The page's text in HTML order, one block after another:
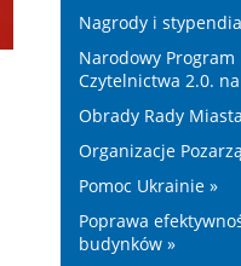
Nagrody i
Narodowy Program
Czytelnictwa 2.0.
Obrady Rady
Organizacje
Pomoc Ukrainie »
Poprawa
budynków »